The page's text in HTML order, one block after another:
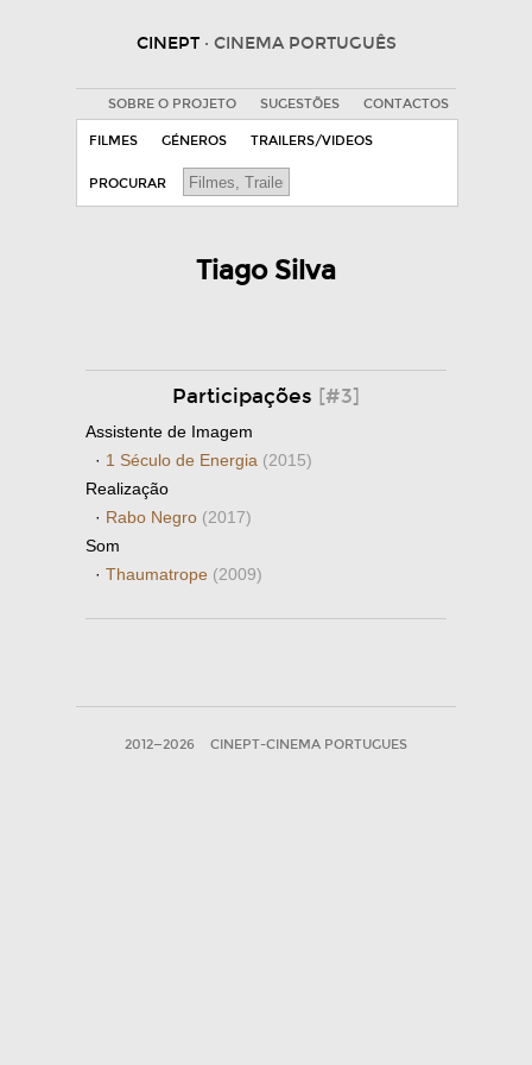
CINEPT · CINEMA PORTUGUÊS
SOBRE O PROJETO SUGESTÕES CONTACTOS
FILMES GÉNEROS TRAILERS/VIDEOS
PROCURAR
Tiago Silva
Participações [#3]
Assistente de Imagem
· 1 Século de Energia (2015)
Realização
· Rabo Negro (2017)
Som
· Thaumatrope (2009)
2012—2026 CINEPT-CINEMA PORTUGUES